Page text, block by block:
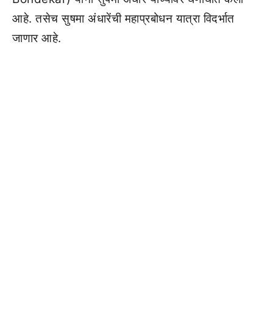
आहे. तसेच सुषमा अंधारेंची महाप्रबोधन यात्रा विदर्भात
जाणार आहे.